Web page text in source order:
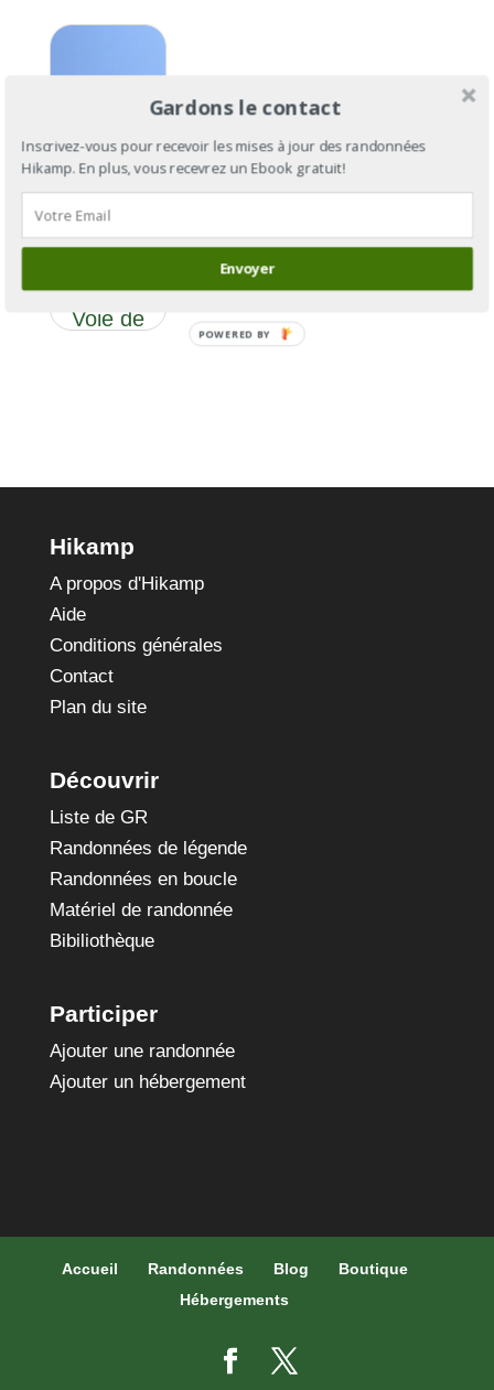
GR®700,
le chemin
Gilles ou
Voie de
Hikamp
A propos d'Hikamp
Aide
Conditions générales
Contact
Plan du site
Découvrir
Liste de GR
Randonnées de légende
Randonnées en boucle
Matériel de randonnée
Bibiliothèque
Participer
Ajouter une randonnée
Ajouter un hébergement
Accueil Randonnées Blog
Boutique
Hébergements
Gardons le contact
Inscrivez-vous pour recevoir les mises à jour des randonnées
Hikamp. En plus, vous recevrez un Ebook gratuit!
Envoyer
POWERED BY